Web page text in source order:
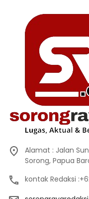
Alamat : Jalan
Sorong, Papua
kontak Redaksi